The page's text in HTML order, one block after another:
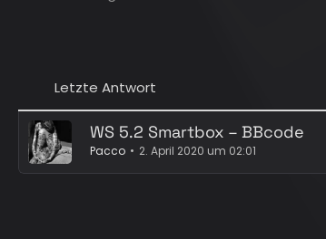
Letzte Antwort
WS 5.2 Smartbox – BBcode
Pacco 2. April 2020 um 02:01